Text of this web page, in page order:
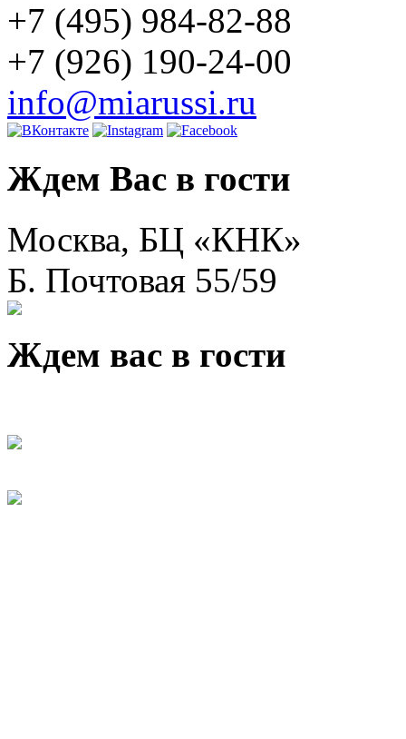
+7 (495) 984-82-88
+7 (926) 190-24-00
info@miarussi.ru
Ждем Вас в гости
Москва, БЦ «КНК»
Б. Почтовая 55/59
Ждем вас в гости